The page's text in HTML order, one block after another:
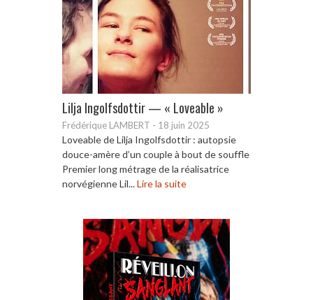
Lilja Ingolfsdottir — « Loveable »
Frédérique LAMBERT - 18 juin 2025
Loveable de Lilja Ingolfsdottir : autopsie
douce-amère d’un couple à bout de souffle
Premier long métrage de la réalisatrice
norvégienne Lil...Lire la suite